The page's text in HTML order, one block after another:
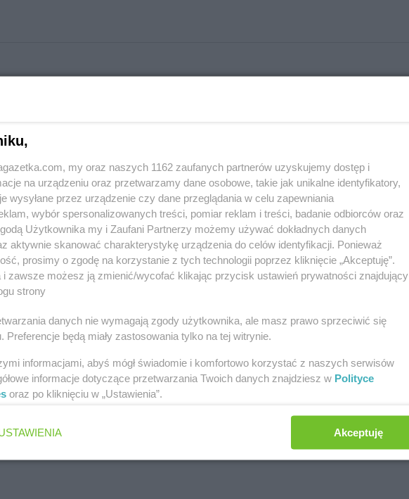
1
my oraz naszych 1162 zaufanych partnerów uzyskujemy dostęp i
na urządzeniu oraz przetwarzamy dane osobowe, takie jak unikalne identyfikatory,
wysyłane przez urządzenie czy dane przeglądania w celu zapewniania
wybór spersonalizowanych treści, pomiar reklam i treści, badanie odbiorców oraz
Użytkownika my i Zaufani Partnerzy możemy używać dokładnych danych
aktywnie skanować charakterystykę urządzenia do celów identyfikacji. Ponieważ
prosimy o zgodę na korzystanie z tych technologii poprzez kliknięcie „Akceptuję”.
i zawsze możesz ją zmienić/wycofać klikając przycisk ustawień prywatności znajdujący
strony
danych nie wymagają zgody użytkownika, ale masz prawo sprzeciwić się
Preferencje będą miały zastosowania tylko na tej witrynie.
informacjami, abyś mógł świadomie i komfortowo korzystać z naszych serwisów
informacje dotyczące przetwarzania Twoich danych znajdziesz w Polityce
oraz po kliknięciu w „Ustawienia”.
Akceptuję